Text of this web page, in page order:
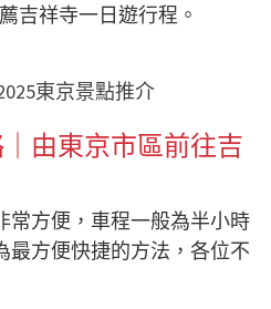
吉祥寺一日遊行程。
東京景點推介
由東京市區前往吉
常方便，車程一般為半小時
最方便快捷的方法，各位不